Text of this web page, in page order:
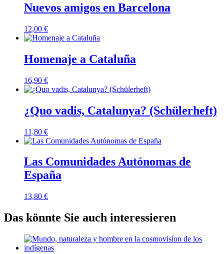
Nuevos amigos en Barcelona
12,00 €
Homenaje a Cataluña
16,90 €
¿Quo vadis, Catalunya? (Schülerheft)
11,80 €
Las Comunidades Autónomas de
España
13,80 €
Das könnte Sie auch interessieren